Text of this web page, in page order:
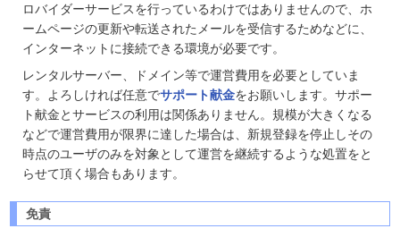
ロバイダーサービスを行っているわけではありませんので、ホ
ームページの更新や転送されたメールを受信するためなどに、
インターネットに接続できる環境が必要です。
レンタルサーバー、ドメイン等で運営費用を必要としていま
す。よろしければ任意でサポート献金をお願いします。サポー
ト献金とサービスの利用は関係ありません。規模が大きくなる
などで運営費用が限界に達した場合は、新規登録を停止しその
時点のユーザのみを対象として運営を継続するような処置をと
らせて頂く場合もあります。
免責